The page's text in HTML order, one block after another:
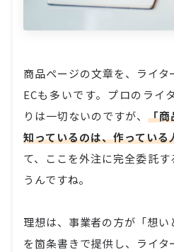
商品ページの文章を、ライタ
ECも多いです。プロのライ
りは一切ないのですが、「商
知っているのは、作ってい
て、ここを外注に完全委託
うんですね。
理想は、事業者の方が「想い
を箇条書きで提供し、ライ